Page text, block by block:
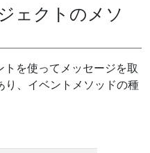
ェクトのメソ
トを使ってメッセージを取
り、イベントメソッドの種